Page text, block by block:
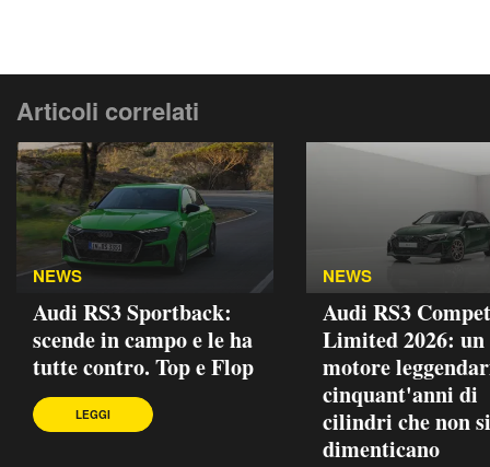
Articoli correlati
NEWS
Audi RS3 Sportback:
scende in campo e le ha
tutte contro. Top e Flop
LEGGI
NEWS
Audi RS3
Limited 2026: un
motore
cinquant'anni di
cilindri che non si
dimenticano